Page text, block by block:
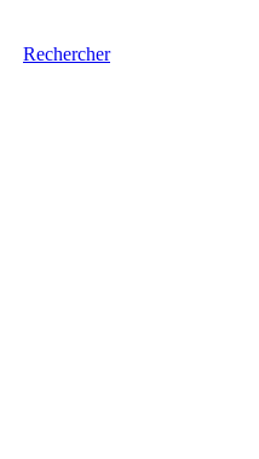
Rechercher